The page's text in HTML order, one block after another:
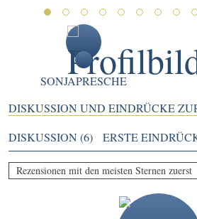
SONJAPRESCHE
1 2 3 4 5 6 7 8
DISKUSSION UND EINDRÜCKE
DISKUSSION (6)
ERSTE
Rezensionen mit den meisten Sternen zuerst